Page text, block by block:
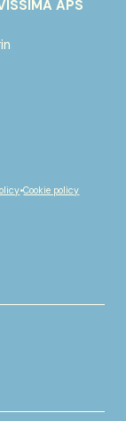
APS
•Cookie policy